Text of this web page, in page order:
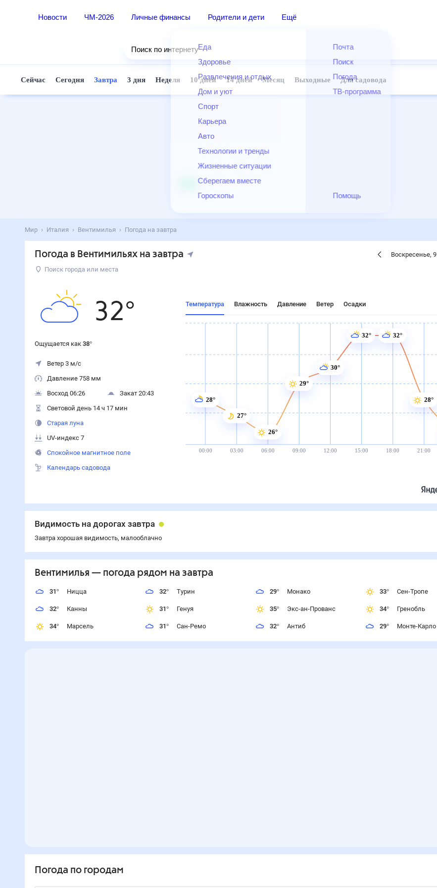
Новости ЧМ-2026 Личные финансы Родители и дети Ещё
Еда
Здоровье
Развлечения и отдых
Дом и уют
Спорт
Карьера
Авто
Технологии и тренды
Жизненные ситуации
Сберегаем вместе
Гороскопы
Почта
Поиск
Погода
ТВ-программа
Помощь
Поиск по интернету
Сейчас Сегодня Завтра 3 дня Неделя 10 дней 14 дней Месяц Выходные Для садовода
Мир Италия Вентимилья Погода на завтра
Погода в Вентимильях на завтра Воскресенье, 9
Поиск города или места
32°
Ощущается как 38°
Ветер 3 м/с
Давление 758 мм
Восход 06:26
Закат 20:43
Световой день 14 ч 17 мин
Старая луна
UV-индекс 7
Спокойное магнитное поле
Календарь садовода
Температура Влажность Давление Ветер Осадки
00:00 03:00 06:00 09:00 12:00 15:00 18:00 21:00
28°
27°
26°
29°
30°
32° 32°
28°
Видимость на дорогах завтра
Завтра хорошая видимость, малооблачно
Вентимилья — погода рядом на завтра
31° Ницца
32° Канны
34° Марсель
32° Турин
31° Генуя
31° Сан-Ремо
29° Монако
35° Экс-ан-Прованс
32° Антиб
33° Сен-Тропе
34° Гренобль
29° Монте-Карло
Погода по городам